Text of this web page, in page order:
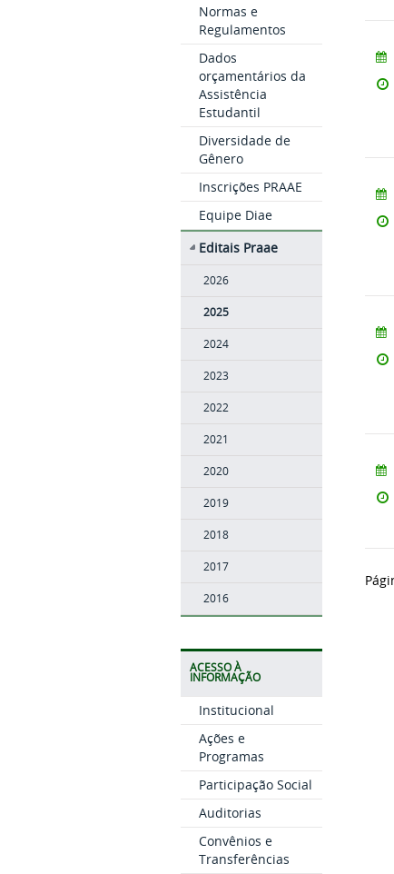
Normas e
Regulamentos
Dados
orçamentários da
Assistência
Estudantil
Diversidade de
Gênero
Inscrições PRAAE
Equipe Diae
Editais Praae
2026
2025
2024
2023
2022
2021
2020
2019
2018
2017
2016
ACESSO À
INFORMAÇÃO
Institucional
Ações e
Programas
Participação Social
Auditorias
Convênios e
Transferências